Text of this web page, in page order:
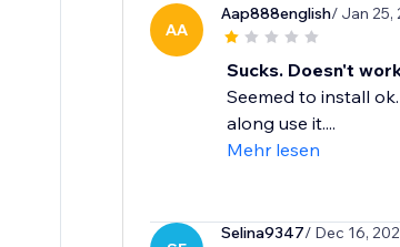
AA
Aap888english/ Jan 25,
Sucks. Doesn't
Seemed to install
along use it....
Mehr lesen
Selina9347/ Dec 16,